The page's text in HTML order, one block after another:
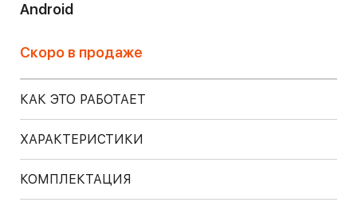
Android
Скоро в продаже
КАК ЭТО РАБОТАЕТ
ХАРАКТЕРИСТИКИ
КОМПЛЕКТАЦИЯ